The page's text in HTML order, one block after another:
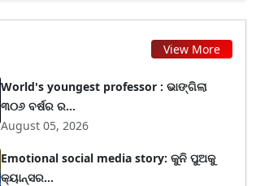
View More
World's youngest professor : ଭାଙ୍ଗିଲା
୩୦୬ ବର୍ଷର ର...
August 05, 2026
Emotional social media story: କୁନି ପୁଅକୁ
କ୍ୟାନ୍ସର...